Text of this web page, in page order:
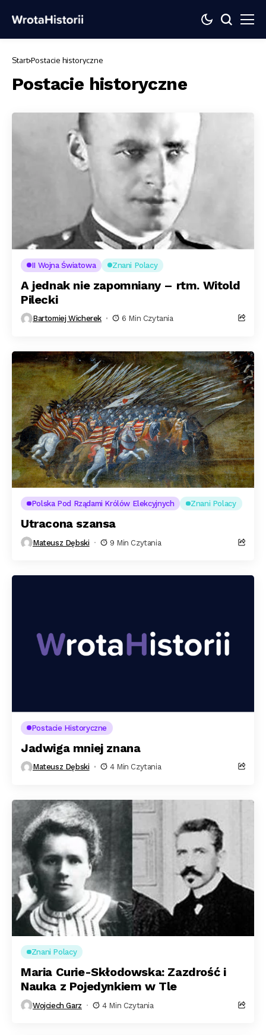
Start Postacie historyczne
Postacie historyczne
II Wojna Światowa Znani Polacy
A jednak nie zapomniany – rtm. Witold
Pilecki
Bartomiej Wicherek 6 Min Czytania
Polska Pod Rządami Królów Elekcyjnych Znani Polacy
Utracona szansa
Mateusz Dębski 9 Min Czytania
Postacie Historyczne
Jadwiga mniej znana
Mateusz Dębski 4 Min Czytania
Znani Polacy
Maria Curie-Skłodowska: Zazdrość i
Nauka z Pojedynkiem w Tle
Wojciech Garz 4 Min Czytania